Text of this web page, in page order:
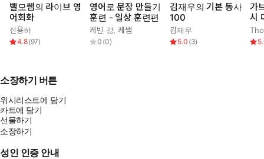
빨모쌤의 라이브 영
어회화
신용하
4.8(97)
영어로 문장 만들기
훈련 - 일상 훈련편
케빈 강,케쌤
0 (0)
김재우의 기본 동사
100
김재우
5.0 (3)
가
시
소장하기 버튼
위시리스트에 담기
카트에 담기
선물하기
소장하기
성인 인증 안내